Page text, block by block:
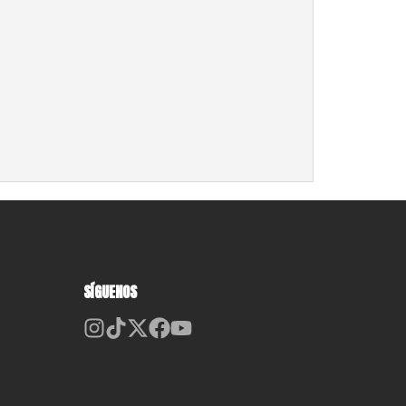
SÍGUENOS